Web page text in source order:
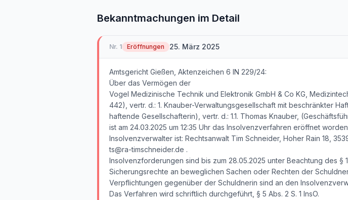
Bekanntmachungen im Detail
Nr. 1 Eröffnungen 25. März 2025
Amtsgericht Gießen, Aktenzeichen 6 IN 229/24:
Über das Vermögen der
Vogel Medizinische Technik und Elektronik GmbH & Co KG,
442), vertr. d.: 1. Knauber-Verwaltungsgesellschaft mit beschränkter
haftende Gesellschafterin), vertr. d.: 1.1. Thomas Knauber,
ist am 24.03.2025 um 12:35 Uhr das Insolvenzverfahren eröffnet
Insolvenzverwalter ist: Rechtsanwalt Tim Schneider, Hoher Rain 18,
ts@ra-timschneider.de .
Insolvenzforderungen sind bis zum 28.05.2025 unter Beachtung des
Sicherungsrechte an beweglichen Sachen oder Rechten der
Verpflichtungen gegenüber der Schuldnerin sind an den
Das Verfahren wird schriftlich durchgeführt, § 5 Abs. 2 S. 1 InsO.